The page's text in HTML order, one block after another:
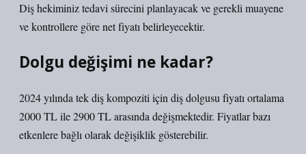
Diş hekiminiz tedavi sürecini planlayacak ve gerekli muayene
ve kontrollere göre net fiyatı belirleyecektir.
Dolgu değişimi ne kadar?
2024 yılında tek diş kompoziti için diş dolgusu fiyatı ortalama
2000 TL ile 2900 TL arasında değişmektedir. Fiyatlar bazı
etkenlere bağlı olarak değişiklik gösterebilir.